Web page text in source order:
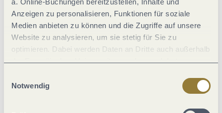
Anzeigen zu personalisieren, Funktionen für soziale
Medien anbieten zu können und die Zugriffe auf unsere
Website zu analysieren, um sie stetig für Sie zu
optimieren. Dabei werden Daten an Dritte auch außerhalb
der Europäischen Union weitergegeben und dort
jederzeit widerrufen werden. Mit der Auswahl "Alle
ablehnen" kann es zu Beeinträchtigungen in der Nutzung
Notwendig
Allgemeine Informationen
Klassifikationen